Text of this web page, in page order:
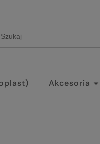
Akcesoria